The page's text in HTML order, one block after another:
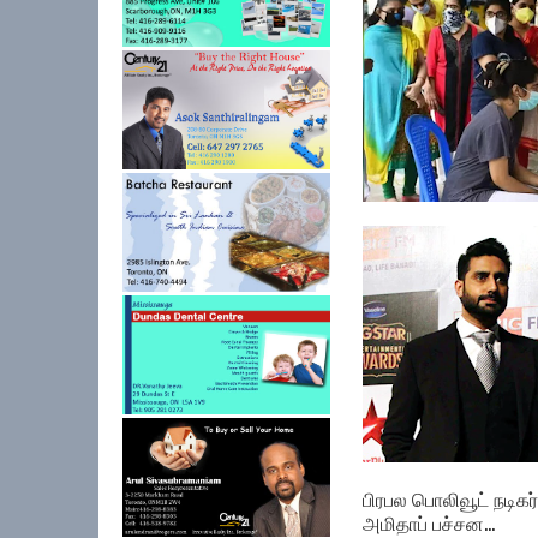
தமிழகத்தில்
நான்காயிரம் ப...
பிரபல பொலிவூட் நடிகர்
அமிதாப் பச்சன...